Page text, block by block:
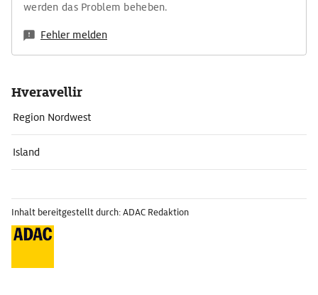
werden das Problem beheben.
Fehler melden
Hveravellir
Region Nordwest
Island
Inhalt bereitgestellt durch: ADAC Redaktion